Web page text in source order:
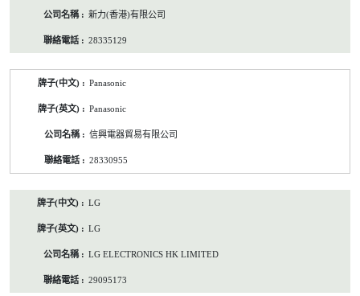
新力(香港)有限公司
28335129
Panasonic
Panasonic
信興電器貿易有限公司
28330955
LG
LG
LG ELECTRONICS HK LIMITED
29095173